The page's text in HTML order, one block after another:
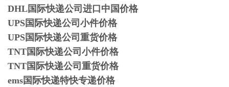
DHL国际快递公司进口中国价格
UPS国际快递公司小件价格
UPS国际快递公司重货价格
TNT国际快递公司小件价格
TNT国际快递公司重货价格
ems国际快递特快专递价格